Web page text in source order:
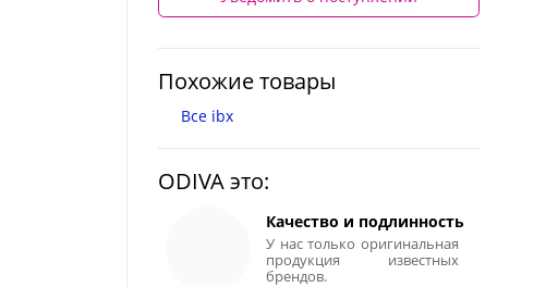
Похожие товары
Все ibx
ODIVA это:
Качество и подлинность
У нас только оригинальная
продукция известных
брендов.